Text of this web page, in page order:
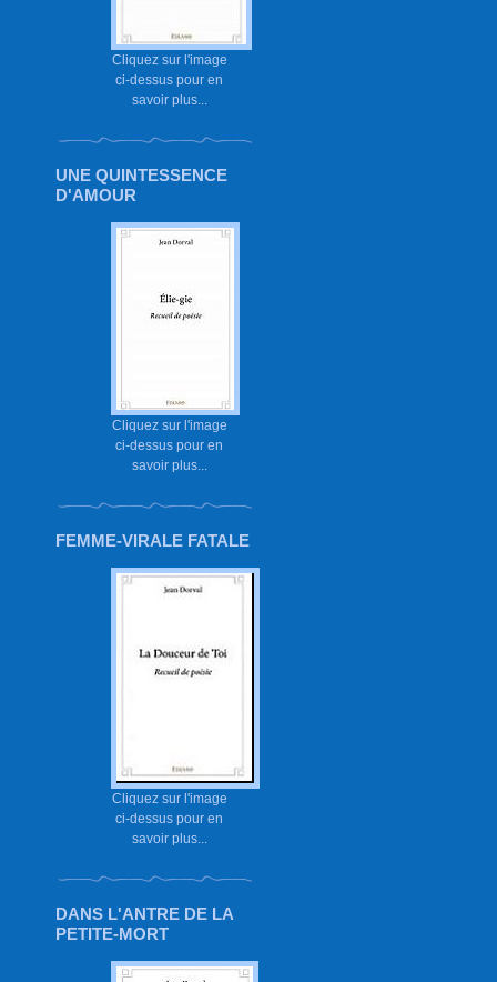
Cliquez sur l'image
ci-dessus pour en
savoir plus...
UNE QUINTESSENCE
D'AMOUR
Cliquez sur l'image
ci-dessus pour en
savoir plus...
FEMME-VIRALE FATALE
Cliquez sur l'image
ci-dessus pour en
savoir plus...
DANS L'ANTRE DE LA
PETITE-MORT